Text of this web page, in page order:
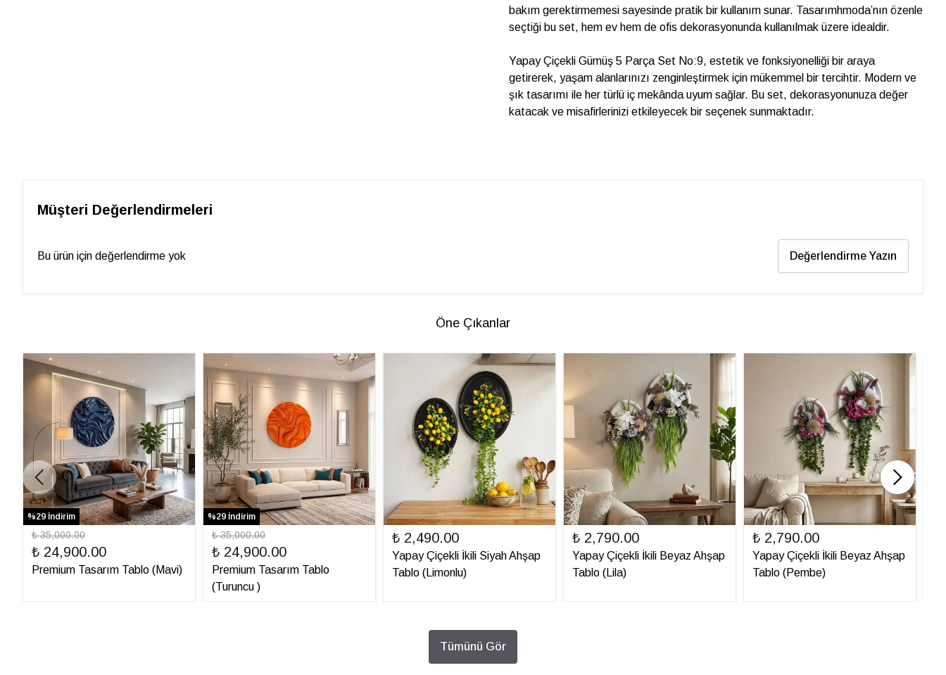
bakım gerektirmemesi sayesinde pratik bir kullanım sunar. Tasarımhmoda’nın özenle
seçtiği bu set, hem ev hem de ofis dekorasyonunda kullanılmak üzere idealdir.
Yapay Çiçekli Gümüş 5 Parça Set No:9, estetik ve fonksiyonelliği bir araya
getirerek, yaşam alanlarınızı zenginleştirmek için mükemmel bir tercihtir. Modern ve
şık tasarımı ile her türlü iç mekânda uyum sağlar. Bu set, dekorasyonunuza değer
katacak ve misafirlerinizi etkileyecek bir seçenek sunmaktadır.
Müşteri Değerlendirmeleri
Bu ürün için değerlendirme yok Değerlendirme Yazın
Öne Çıkanlar
%29 İndirim
₺ 35,000.00
₺ 24,900.00
Premium Tasarım Tablo (Mavi)
%29 İndirim
₺ 35,000.00
₺ 24,900.00
Premium Tasarım Tablo
(Turuncu )
₺ 2,490.00
Yapay Çiçekli İkili Siyah Ahşap
Tablo (Limonlu)
₺ 2,790.00
Yapay Çiçekli İkili Beyaz Ahşap
Tablo (Lila)
₺ 2,790.00
Yapay Çiçekli İkili Beyaz Ahşap
Tablo (Pembe)
Tümünü Gör